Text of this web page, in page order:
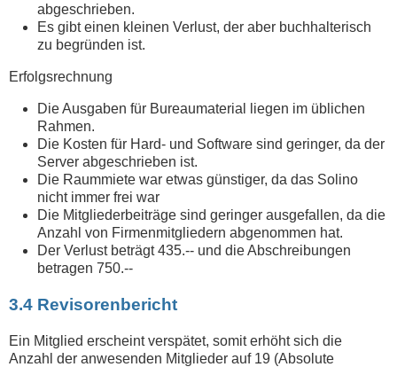
abgeschrieben.
Es gibt einen kleinen Verlust, der aber buchhalterisch
zu begründen ist.
Erfolgsrechnung
Die Ausgaben für Bureaumaterial liegen im üblichen
Rahmen.
Die Kosten für Hard- und Software sind geringer, da der
Server abgeschrieben ist.
Die Raummiete war etwas günstiger, da das Solino
nicht immer frei war
Die Mitgliederbeiträge sind geringer ausgefallen, da die
Anzahl von Firmenmitgliedern abgenommen hat.
Der Verlust beträgt 435.-- und die Abschreibungen
betragen 750.--
3.4 Revisorenbericht
Ein Mitglied erscheint verspätet, somit erhöht sich die
Anzahl der anwesenden Mitglieder auf 19 (Absolute